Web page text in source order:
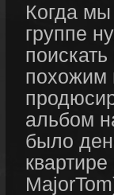
Когда
группе
похожим
альбом
было